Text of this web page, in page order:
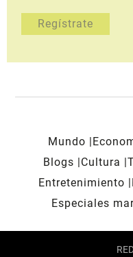
Mundo
Blogs
Cultura
Entretenimiento
Especiales